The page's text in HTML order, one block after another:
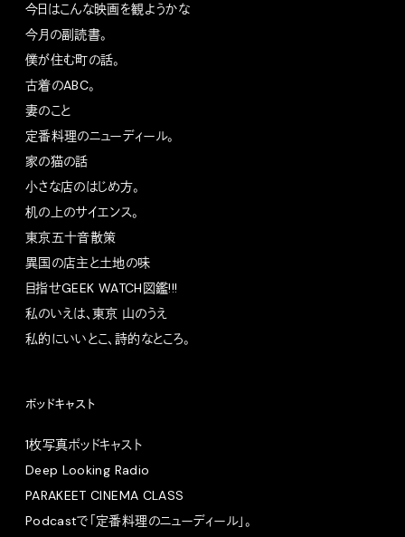
今日はこんな映画を観ようかな
今月の副読書。
僕が住む町の話。
古着のABC。
妻のこと
定番料理のニューディール。
家の猫の話
小さな店のはじめ方。
机の上のサイエンス。
東京五十音散策
異国の店主と土地の味
目指せGEEK WATCH図鑑!!!
私のいえは、東京 山のうえ
私的にいいとこ、詩的なところ。
ポッドキャスト
1枚写真ポッドキャスト
Deep Looking Radio
PARAKEET CINEMA CLASS
Podcastで「定番料理のニューディール」。